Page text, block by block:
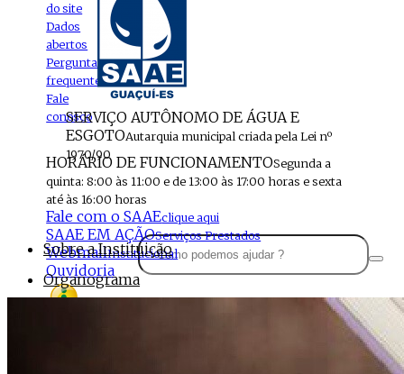
do site
Dados
abertos
Perguntas
frequentes
Fale
conosco
SERVIÇO AUTÔNOMO DE ÁGUA E
ESGOTOAutarquia municipal criada pela Lei nº
1970/90
HORÁRIO DE FUNCIONAMENTOSegunda a
quinta: 8:00 às 11:00 e de 13:00 às 17:00 horas e sexta
até às 16:00 horas
Fale com o SAAEclique aqui
SAAE EM AÇÃOServiços Prestados
WebmailInstitucional
Ouvidoria
Sobre a Instituição
Organograma